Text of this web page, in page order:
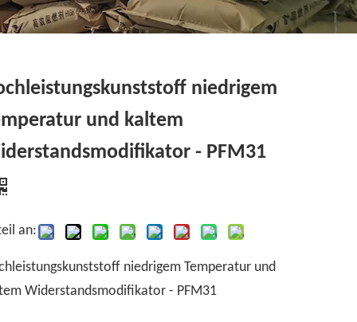
niedrigem
und kaltem
- PFM31
an:
niedrigem Temperatur und
Widerstandsmodifikator - PFM31